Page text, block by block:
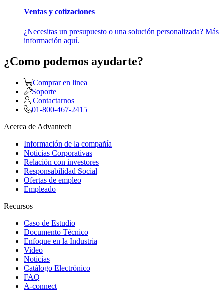
Ventas y cotizaciones
¿Necesitas un presupuesto o una solución personalizada? Más
información aquí.
¿Como podemos ayudarte?
Comprar en linea
Soporte
Contactarnos
01-800-467-2415
Acerca de Advantech
Información de la compañía
Noticias Corporativas
Relación con investores
Responsabilidad Social
Ofertas de empleo
Empleado
Recursos
Caso de Estudio
Documento Técnico
Enfoque en la Industria
Video
Noticias
Catálogo Electrónico
FAQ
A-connect